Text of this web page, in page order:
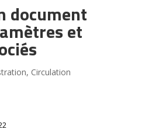
document
et
, Circulation